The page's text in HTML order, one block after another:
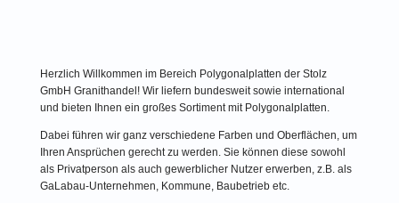
Herzlich Willkommen im Bereich Polygonalplatten der Stolz
GmbH Granithandel! Wir liefern bundesweit sowie international
und bieten Ihnen ein großes Sortiment mit Polygonalplatten.
Dabei führen wir ganz verschiedene Farben und Oberflächen, um
Ihren Ansprüchen gerecht zu werden. Sie können diese sowohl
als Privatperson als auch gewerblicher Nutzer erwerben, z.B. als
GaLabau-Unternehmen, Kommune, Baubetrieb etc.